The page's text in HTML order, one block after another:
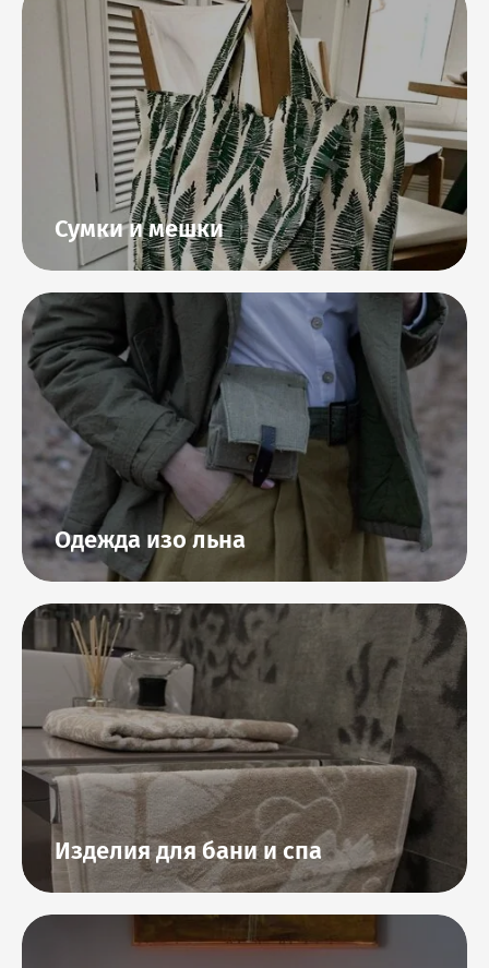
Сумки и мешки
Одежда изо льна
Изделия для бани и спа